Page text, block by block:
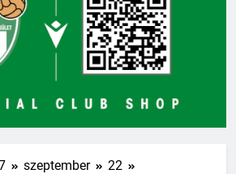
szeptember
22